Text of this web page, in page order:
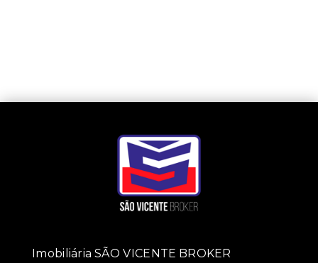
Imobiliária SÃO VICENTE BROKER